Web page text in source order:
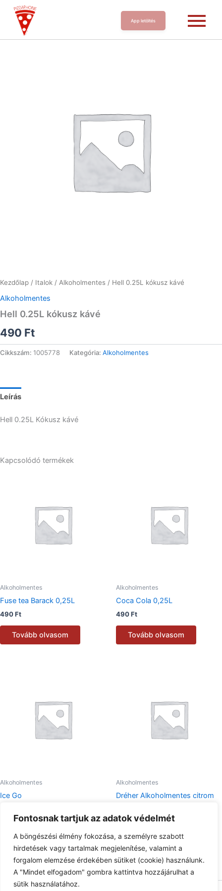
Fontosnak tartjuk az adatok védelmét
A böngészési élmény fokozása, a személyre szabott
hirdetések vagy tartalmak megjelenítése, valamint a
forgalom elemzése érdekében sütiket (cookie) használunk.
A "Mindet elfogadom" gombra kattintva hozzájárulhat a
sütik használatához.
App letöltés
Kezdőlap / Italok / Alkoholmentes / Hell 0.25L kókusz kávé
Alkoholmentes
Hell 0.25L kókusz kávé
490 Ft
Cikkszám: 1005778 Kategória: Alkoholmentes
Leírás
Hell 0.25L Kókusz kávé
Kapcsolódó termékek
Alkoholmentes
Fuse tea Barack 0,25L
490Ft
Tovább olvasom
Alkoholmentes
Coca Cola 0,25L
490Ft
Tovább olvasom
Alkoholmentes
Ice Go
Alkoholmentes
Dréher Alkoholmentes citrom
590Ft
Tovább olvasom